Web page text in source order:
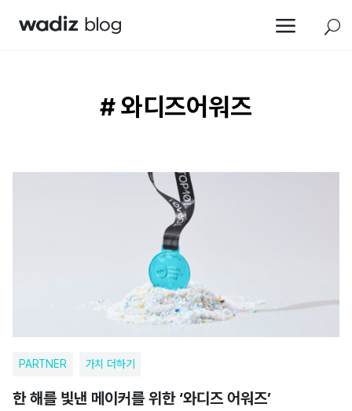
a U
# 와디즈어워즈
PARTNER 가치 더하기
한 해를 빛낸 메이커를 위한 ‘와디즈 어워즈’